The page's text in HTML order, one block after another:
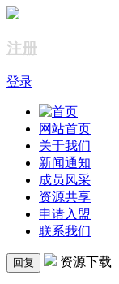
注册
登录
网站首页
关于我们
新闻通知
成员风采
资源共享
申请入盟
联系我们
回复 资源下载